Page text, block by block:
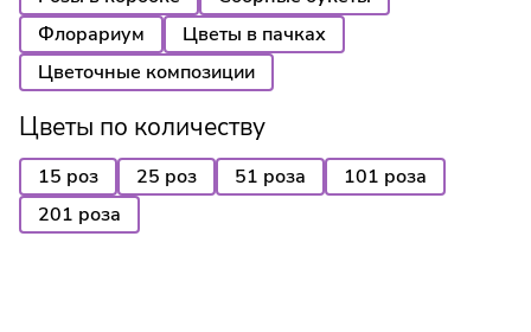
Флорариум
Цветы в пачках
Цветочные композиции
Цветы по количеству
15 роз 25 роз 51 роза
101 роза
201 роза